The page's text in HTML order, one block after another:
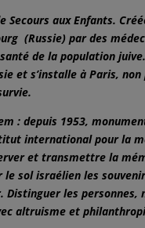
Secours aux Enfants.
(Russie) par des
de la population
et s’installe à Paris,
: depuis 1953,
international pour la
et transmettre la
le sol israélien les
Distinguer les personnes,
altruisme et